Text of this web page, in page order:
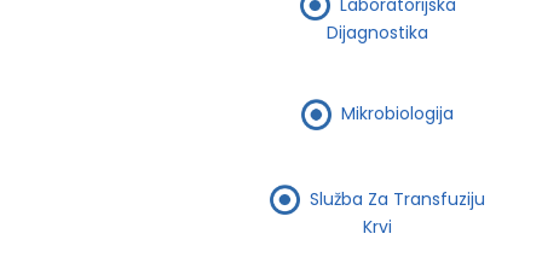
Dijagnostika
Mikrobiologija
Služba Za Transfuziju
Krvi